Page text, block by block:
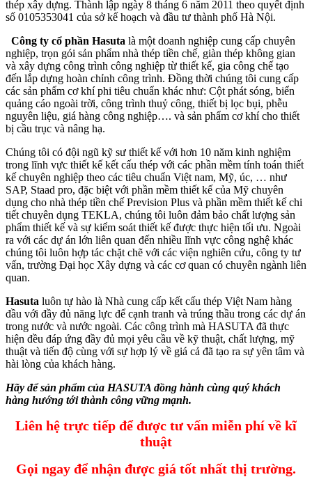
thép xây dựng. Thành lập ngày 8 tháng 6 năm 2011 theo quyết định
số 0105353041 của sở kế hoạch và đầu tư thành phố Hà Nội.
Công ty cổ phần Hasuta là một doanh nghiệp cung cấp chuyên
nghiệp, trọn gói sản phẩm nhà thép tiền chế, giàn thép không gian
và xây dựng công trình công nghiệp từ thiết kế, gia công chế tạo
đến lắp dựng hoàn chỉnh công trình. Đồng thời chúng tôi cung cấp
các sản phẩm cơ khí phi tiêu chuẩn khác như: Cột phát sóng, biển
quảng cáo ngoài trời, công trình thuỷ công, thiết bị lọc bụi, phễu
nguyên liệu, giá hàng công nghiệp…. và sản phẩm cơ khí cho thiết
bị cầu trục và nâng hạ.
Chúng tôi có đội ngũ kỹ sư thiết kế với hơn 10 năm kinh nghiệm
trong lĩnh vực thiết kế kết cấu thép với các phần mềm tính toán thiết
kế chuyên nghiệp theo các tiêu chuẩn Việt nam, Mỹ, úc, … như
SAP, Staad pro, đặc biệt với phần mềm thiết kế của Mỹ chuyên
dụng cho nhà thép tiền chế Prevision Plus và phần mềm thiết kế chi
tiết chuyên dụng TEKLA, chúng tôi luôn đảm bảo chất lượng sản
phẩm thiết kế và sự kiểm soát thiết kế được thực hiện tối ưu. Ngoài
ra với các dự án lớn liên quan đến nhiều lĩnh vực công nghệ khác
chúng tôi luôn hợp tác chặt chẽ với các viện nghiên cứu, công ty tư
vấn, trường Đại học Xây dựng và các cơ quan có chuyên ngành liên
quan.
Hasuta luôn tự hào là Nhà cung cấp kết cấu thép Việt Nam hàng
đầu với đầy đủ năng lực để cạnh tranh và trúng thầu trong các dự án
trong nước và nước ngoài. Các công trình mà HASUTA đã thực
hiện đều đáp ứng đầy đủ mọi yêu cầu về kỹ thuật, chất lượng, mỹ
thuật và tiến độ cùng với sự hợp lý về giá cả đã tạo ra sự yên tâm và
hài lòng của khách hàng.
Hãy để sản phẩm của HASUTA đồng hành cùng quý khách
hàng hướng tới thành công vững mạnh.
Liên hệ trực tiếp để được tư vấn miễn phí về kĩ
thuật
Gọi ngay để nhận được giá tốt nhất thị trường.